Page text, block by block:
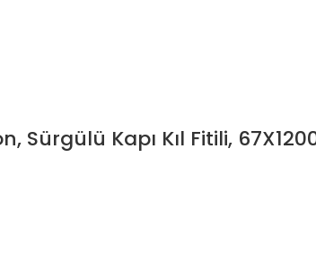
Sürgülü Kapı Kıl Fitili,